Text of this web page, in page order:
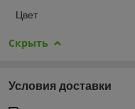
Цвет
Скрыть
Условия доставки